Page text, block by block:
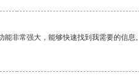
非常强大，能够快速找到我需要的信息。